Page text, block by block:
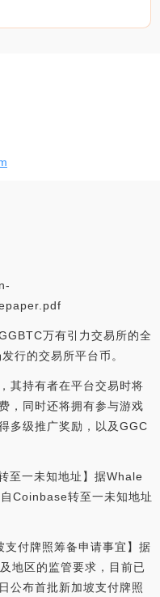
万有引力交易所的全
行的交易所平台币。
其持有者在平台交易时将
，同时还将拥有参与游戏
多级推广奖励，以及GGC
至一未知地址】据Whale
Coinbase转至一未知地址
支付牌照筹备申请事宜】据
地区的监管要求，目前已
公布首批新加坡支付牌照